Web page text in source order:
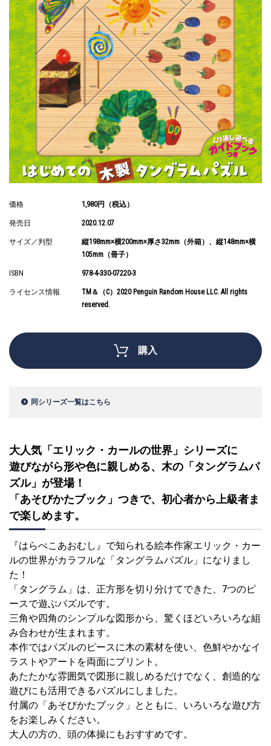
価格 1,980円（税込）
発売日 2020.12.07
サイズ／判型
縦198mm×横200mm×厚さ32mm（外箱）、縦148mm×横
105mm（冊子）
ISBN 978-4-330-07220-3
ライセンス情報
TM＆（C）2020 Penguin Random House LLC. All rights
reserved.
購入
同シリーズ一覧はこちら
大人気「エリック・カールの世界」シリーズに
遊びながら形や色に親しめる、木の「タングラムパ
ズル」が登場！
「あそびかたブック」つきで、初心者から上級者ま
で楽しめます。
『はらぺこあおむし』で知られる絵本作家エリック・カー
ルの世界がカラフルな「タングラムパズル」になりまし
た！
「タングラム」は、正方形を切り分けてできた、7つのピ
ースで遊ぶパズルです。
三角や四角のシンプルな図形から、驚くほどいろいろな組
み合わせが生まれます。
本作ではパズルのピースに木の素材を使い、色鮮やかなイ
ラストやアートを両面にプリント。
あたたかな雰囲気で図形に親しめるだけでなく、創造的な
遊びにも活用できるパズルにしました。
付属の「あそびかたブック」とともに、いろいろな遊び方
をお楽しみください。
大人の方の、頭の体操にもおすすめです。